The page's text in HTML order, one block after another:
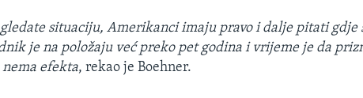
situaciju, Amerikanci imaju pravo i dalje pitati gdje
je na položaju već preko pet godina i vrijeme je da
efekta, rekao je Boehner.